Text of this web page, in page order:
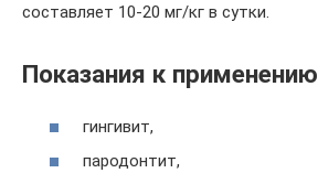
составляет 10-20 мг/кг в сутки.
Показания к применению
гингивит,
пародонтит,